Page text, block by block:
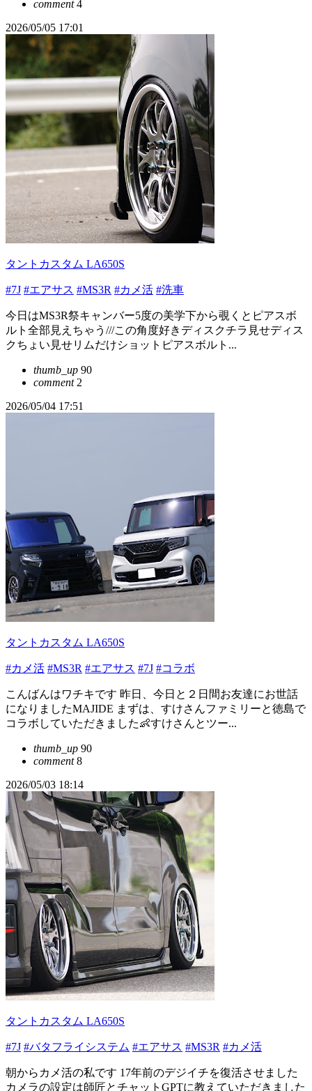
comment4
2026/05/05 17:01
タントカスタム LA650S
#7J #エアサス #MS3R #カメ活 #洗車
今日はMS3R祭キャンバー5度の美学下から覗くとピアスボ
ルト全部見えちゃう///この角度好きディスクチラ見せディス
クちょい見せリムだけショットピアスボルト...
thumb_up 90
comment2
2026/05/04 17:51
タントカスタム LA650S
#カメ活 #MS3R #エアサス #7J #コラボ
こんばんはワチキです 昨日、今日と２日間お友達にお世話
になりましたMAJIDE まずは、すけさんファミリーと徳島で
コラボしていただきました👶すけさんとツー...
thumb_up 90
comment8
2026/05/03 18:14
タントカスタム LA650S
#7J #バタフライシステム #エアサス #MS3R #カメ活
朝からカメ活の私です 17年前のデジイチを復活させました
カメラの設定は師匠とチャットGPTに教えていただきました